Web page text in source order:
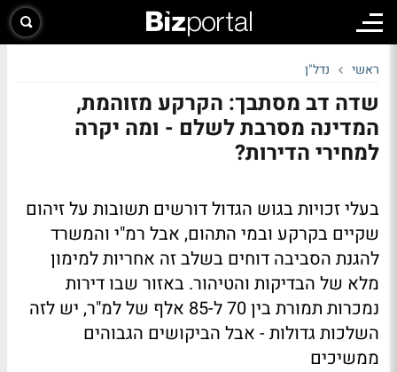
ראשי נדל"ן
שדה דב מסתבך: הקרקע מזוהמת,
המדינה מסרבת לשלם - ומה יקרה
למחירי הדירות?
בעלי זכויות בגוש הגדול דורשים תשובות על זיהום
שקיים בקרקע ובמי התהום, אבל רמ"י והמשרד
להגנת הסביבה דוחים בשלב זה אחריות למימון
מלא של הבדיקות והטיהור. באזור שבו דירות
נמכרות תמורת בין 70 ל-85 אלף של למ"ר, יש לזה
השלכות גדולות - אבל הביקושים הגבוהים
ממשיכים